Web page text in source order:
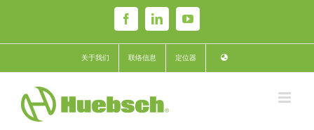
content
FacebookLinkedInYouTube
关于我们 联络信息 定位器